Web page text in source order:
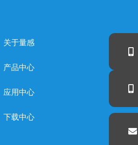
关于量感
产品中心
应用中心
下载中心